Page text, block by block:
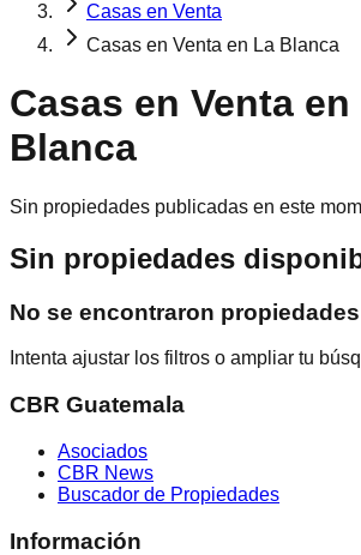
Casas en Venta
Casas en Venta en La Blanca
Casas en Venta en
Blanca
Sin propiedades publicadas en este
Sin propiedades
No se encontraron propiedades
Intenta ajustar los filtros o ampliar tu
CBR Guatemala
Asociados
CBR News
Buscador de Propiedades
Información